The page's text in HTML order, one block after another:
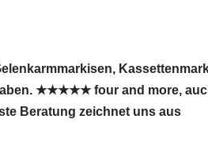
★★★★★ four and more,
Beratung zeichnet uns aus